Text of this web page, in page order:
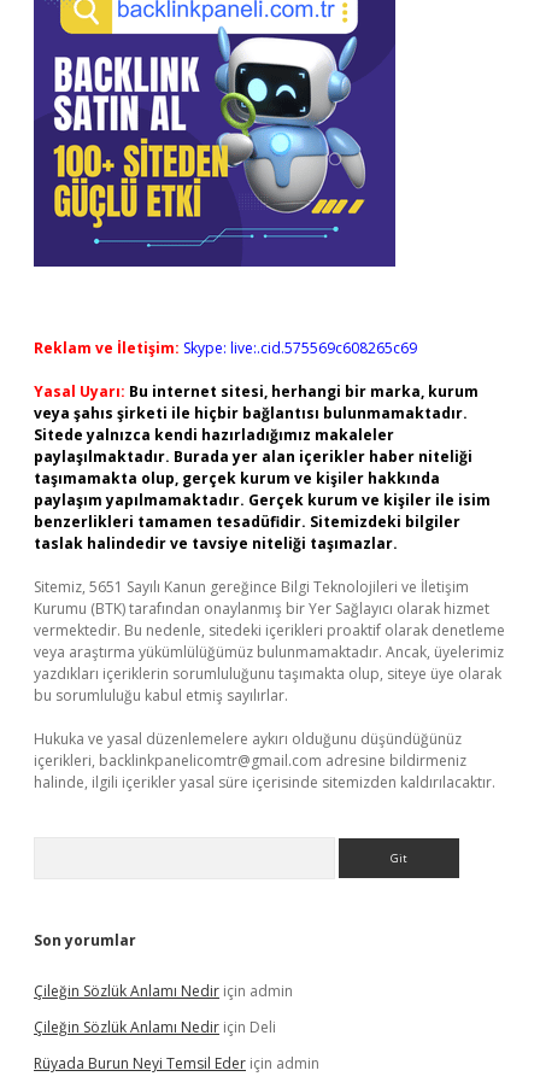
Reklam ve İletişim: Skype: live:.cid.575569c608265c69
Yasal Uyarı: Bu internet sitesi, herhangi bir marka, kurum
veya şahıs şirketi ile hiçbir bağlantısı bulunmamaktadır.
Sitede yalnızca kendi hazırladığımız makaleler
paylaşılmaktadır. Burada yer alan içerikler haber niteliği
taşımamakta olup, gerçek kurum ve kişiler hakkında
paylaşım yapılmamaktadır. Gerçek kurum ve kişiler ile isim
benzerlikleri tamamen tesadüfidir. Sitemizdeki bilgiler
taslak halindedir ve tavsiye niteliği taşımazlar.
Sitemiz, 5651 Sayılı Kanun gereğince Bilgi Teknolojileri ve İletişim
Kurumu (BTK) tarafından onaylanmış bir Yer Sağlayıcı olarak hizmet
vermektedir. Bu nedenle, sitedeki içerikleri proaktif olarak denetleme
veya araştırma yükümlülüğümüz bulunmamaktadır. Ancak, üyelerimiz
yazdıkları içeriklerin sorumluluğunu taşımakta olup, siteye üye olarak
bu sorumluluğu kabul etmiş sayılırlar.
Hukuka ve yasal düzenlemelere aykırı olduğunu düşündüğünüz
içerikleri, backlinkpanelicomtr@gmail.com adresine bildirmeniz
halinde, ilgili içerikler yasal süre içerisinde sitemizden kaldırılacaktır.
Son yorumlar
Çileğin Sözlük Anlamı Nedir için admin
Çileğin Sözlük Anlamı Nedir için Deli
Rüyada Burun Neyi Temsil Eder için admin